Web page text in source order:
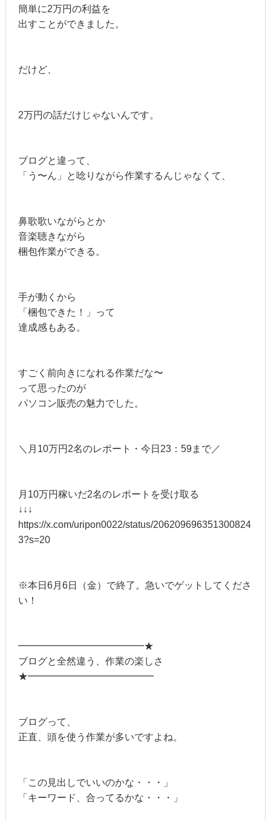
簡単に2万円の利益を
出すことができました。
だけど、
2万円の話だけじゃないんです。
ブログと違って、
「う〜ん」と唸りながら作業するんじゃなくて、
鼻歌歌いながらとか
音楽聴きながら
梱包作業ができる。
手が動くから
「梱包できた！」って
達成感もある。
すごく前向きになれる作業だな〜
って思ったのが
パソコン販売の魅力でした。
＼月10万円2名のレポート・今日23：59まで／
月10万円稼いだ2名のレポートを受け取る
↓↓↓
https://x.com/uripon0022/status/206209696351300824
3?s=20
※本日6月6日（金）で終了。急いでゲットしてくださ
い！
━━━━━━━━━━━━━★
ブログと全然違う、作業の楽しさ
★━━━━━━━━━━━━━
ブログって、
正直、頭を使う作業が多いですよね。
「この見出しでいいのかな・・・」
「キーワード、合ってるかな・・・」